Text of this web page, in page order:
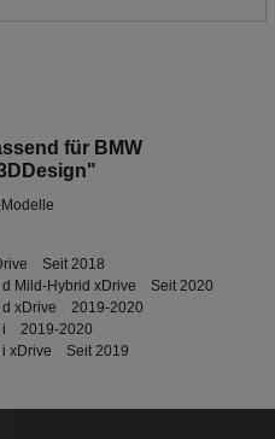
für BMW
Seit 2018
Mild-Hybrid xDrive Seit 2020
xDrive 2019-2020
i 2019-2020
xDrive Seit 2019